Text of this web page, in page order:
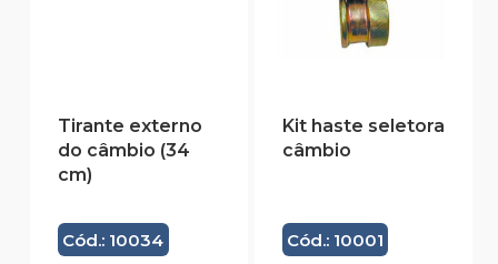
Tirante externo
do câmbio (34
cm)
Cód.: 10034
Kit haste seletora
câmbio
Cód.: 10001